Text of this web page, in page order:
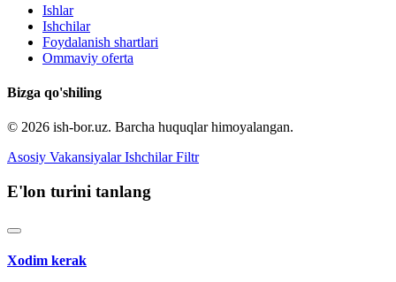
Ishlar
Ishchilar
Foydalanish shartlari
Ommaviy oferta
Bizga qo'shiling
© 2026 ish-bor.uz. Barcha huquqlar himoyalangan.
Asosiy Vakansiyalar Ishchilar Filtr
E'lon turini tanlang
Xodim kerak